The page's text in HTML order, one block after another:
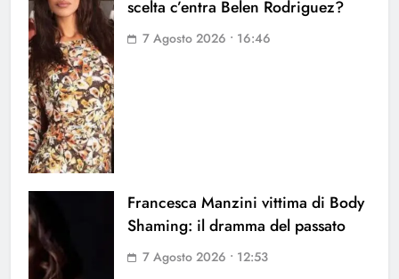
scelta c’entra Belen Rodriguez?
7 Agosto 2026 • 16:46
Francesca Manzini vittima di Body
Shaming: il dramma del passato
7 Agosto 2026 • 12:53